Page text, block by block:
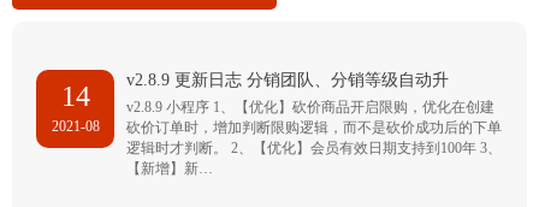
14
2021-08
v2.8.9 更新日志 分销团队、分销等级自动升
v2.8.9 小程序 1、【优化】砍价商品开启限购，优化在创建
砍价订单时，增加判断限购逻辑，而不是砍价成功后的下单
逻辑时才判断。 2、【优化】会员有效日期支持到100年 3、
【新增】新…